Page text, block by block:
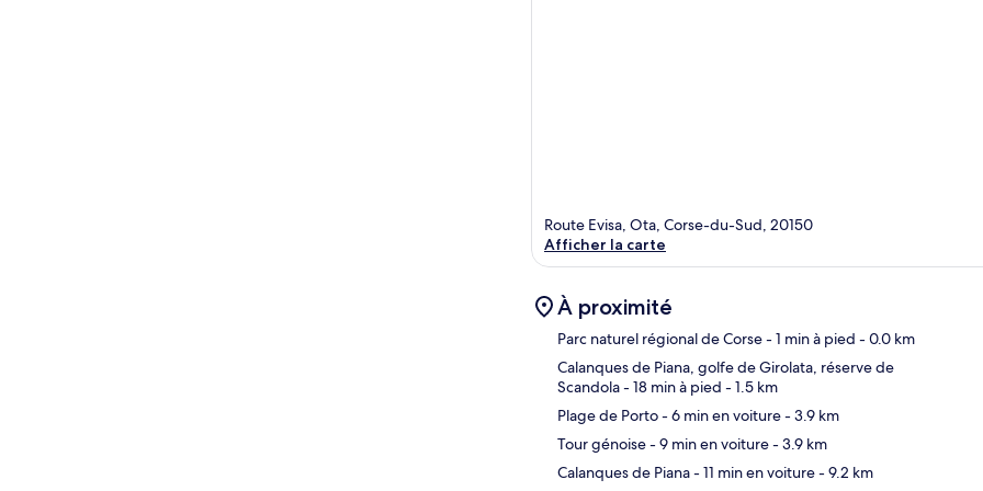
Route Evisa, Ota, Corse-du-Sud, 20150
Afficher la carte
À proximité
Parc naturel régional de Corse- 1 min à pied - 0.0 km
Calanques de Piana, golfe de Girolata, réserve de
Scandola- 18 min à pied - 1.5 km
Plage de Porto- 6 min en voiture- 3.9 km
Tour génoise- 9 min en voiture- 3.9 km
Calanques de Piana- 11 min en voiture- 9.2 km